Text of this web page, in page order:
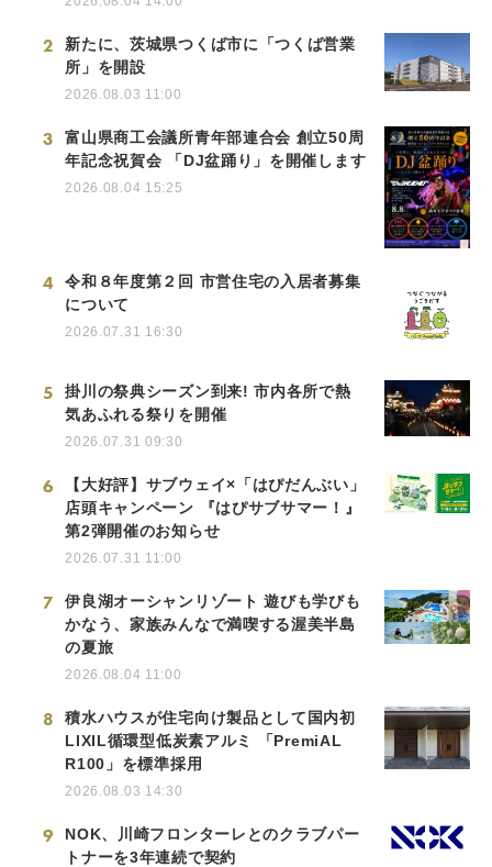
2
新たに、茨城県つくば市に「つくば営業
所」を開設
2026.08.03 11:00
3
富山県商工会議所青年部連合会 創立50周
年記念祝賀会 「DJ盆踊り」を開催します
2026.08.04 15:25
4
令和８年度第２回 市営住宅の入居者募集
について
2026.07.31 16:30
5
掛川の祭典シーズン到来! 市内各所で熱
気あふれる祭りを開催
2026.07.31 09:30
6
【大好評】サブウェイ×「はぴだんぶい」
店頭キャンペーン 『はぴサブサマー！』
第2弾開催のお知らせ
2026.07.31 11:00
7
伊良湖オーシャンリゾート 遊びも学びも
かなう、家族みんなで満喫する渥美半島
の夏旅
2026.08.04 11:00
8
積水ハウスが住宅向け製品として国内初
LIXIL循環型低炭素アルミ 「PremiAL
R100」を標準採用
2026.08.03 14:30
9
NOK、川崎フロンターレとのクラブパー
トナーを3年連続で契約